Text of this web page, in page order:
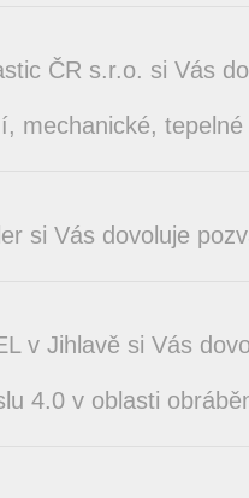
ČR s.r.o. si Vás
mechanické,
si Vás dovoluje
v Jihlavě si Vás
4.0 v oblasti